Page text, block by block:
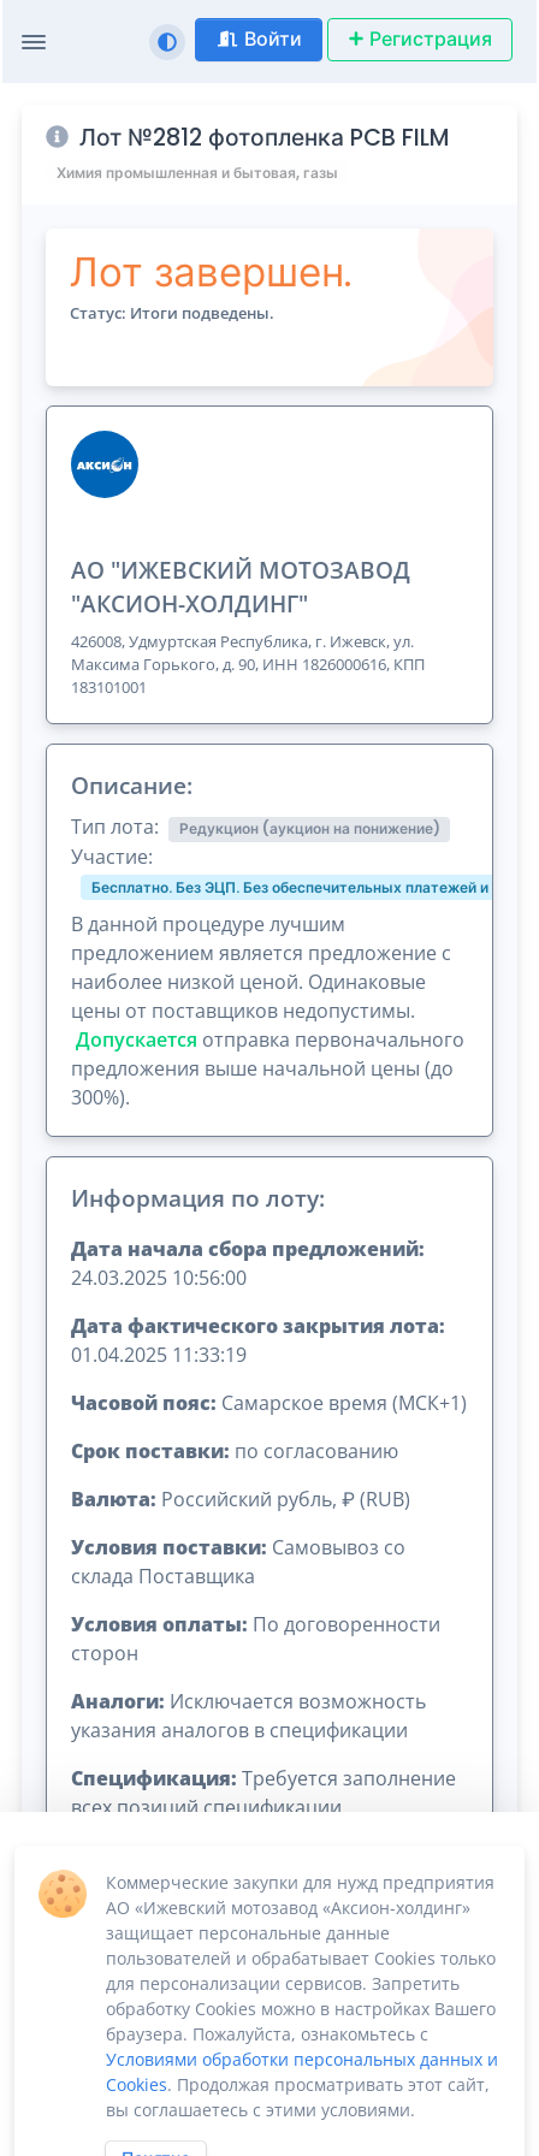
Войти Регистрация
Лот №2812 фотопленка PCB FILM
Химия промышленная и бытовая, газы
Лот завершен.
Статус: Итоги подведены.
АО "ИЖЕВСКИЙ МОТОЗАВОД
"АКСИОН-ХОЛДИНГ"
426008, Удмуртская Республика, г. Ижевск, ул.
Максима Горького, д. 90, ИНН 1826000616, КПП
183101001
Описание:
Тип лота: Редукцион (аукцион на понижение)
Участие:
Бесплатно. Без ЭЦП. Без обеспечительных платежей и
В данной процедуре лучшим
предложением является предложение с
наиболее низкой ценой. Одинаковые
цены от поставщиков недопустимы.
Допускается отправка первоначального
предложения выше начальной цены (до
300%).
Информация по лоту:
Дата начала сбора предложений:
24.03.2025 10:56:00
Дата фактического закрытия лота:
01.04.2025 11:33:19
Часовой пояс: Самарское время (МСК+1)
Срок поставки: по согласованию
Валюта: Российский рубль, ₽ (RUB)
Условия поставки: Самовывоз со
склада Поставщика
Условия оплаты: По договоренности
сторон
Аналоги: Исключается возможность
указания аналогов в спецификации
Спецификация: Требуется заполнение
всех позиций спецификации
Сумма лота: 984 600,00 ₽
Коммерческие закупки для нужд предприятия
АО «Ижевский мотозавод «Аксион-холдинг»
защищает персональные данные
пользователей и обрабатывает Cookies только
для персонализации сервисов. Запретить
обработку Cookies можно в настройках Вашего
браузера. Пожалуйста, ознакомьтесь с
Условиями обработки персональных данных и
Cookies. Продолжая просматривать этот сайт,
вы соглашаетесь с этими условиями.